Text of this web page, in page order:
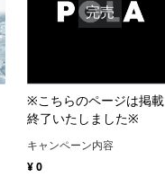
完売
※こちらのページは掲載
終了いたしました※
キャンペーン内容
¥ 0